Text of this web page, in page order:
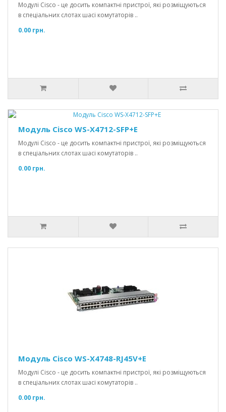
Модулі Cisco - це досить компактні пристрої, які розміщуються
в спеціальних слотах шасі комутаторів ..
0.00 грн.
Модуль Cisco WS-X4712-SFP+E
Модулі Cisco - це досить компактні пристрої, які розміщуються
в спеціальних слотах шасі комутаторів ..
0.00 грн.
Модуль Cisco WS-X4748-RJ45V+E
Модулі Cisco - це досить компактні пристрої, які розміщуються
в спеціальних слотах шасі комутаторів ..
0.00 грн.